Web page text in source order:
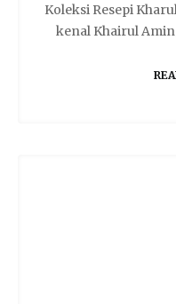
Koleksi Resepi
kenal Khairul